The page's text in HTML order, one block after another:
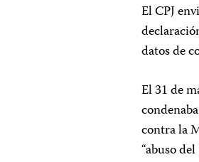
El CPJ
datos de
El 31 de
contra la
“abuso